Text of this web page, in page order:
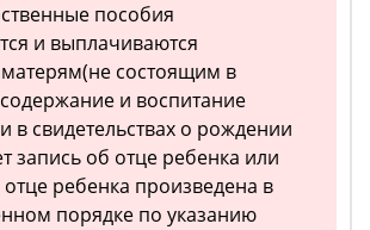
пособия
и выплачиваются
состоящим в
и воспитание
в свидетельствах о рождении
запись об отце ребенка или
ребенка произведена в
порядке по указанию